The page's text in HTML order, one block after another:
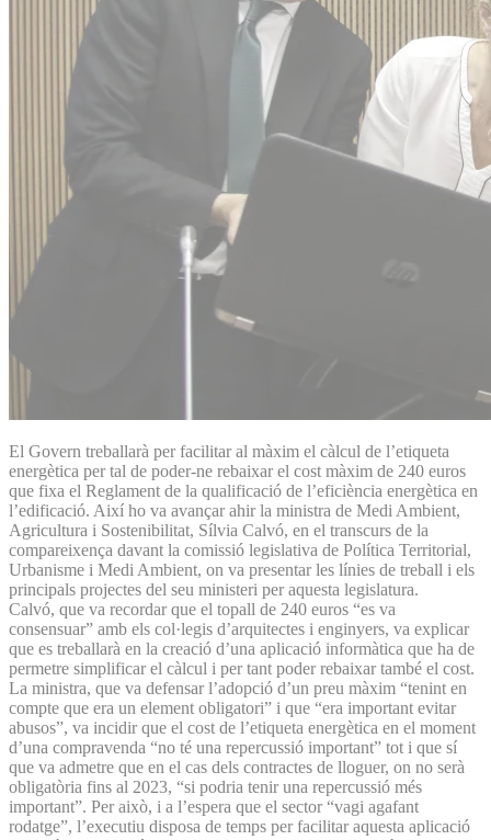
El Govern treballarà per facilitar al màxim el càlcul de l’etiqueta
energètica per tal de poder-ne rebaixar el cost màxim de 240 euros
que fixa el Reglament de la qualificació de l’eficiència energètica en
l’edificació. Així ho va avançar ahir la ministra de Medi Ambient,
Agricultura i Sostenibilitat, Sílvia Calvó, en el transcurs de la
compareixença davant la comissió legislativa de Política Territorial,
Urbanisme i Medi Ambient, on va presentar les línies de treball i els
principals projectes del seu ministeri per aquesta legislatura.
Calvó, que va recordar que el topall de 240 euros “es va
consensuar” amb els col·legis d’arquitectes i enginyers, va explicar
que es treballarà en la creació d’una aplicació informàtica que ha de
permetre simplificar el càlcul i per tant poder rebaixar també el cost.
La ministra, que va defensar l’adopció d’un preu màxim “tenint en
compte que era un element obligatori” i que “era important evitar
abusos”, va incidir que el cost de l’etiqueta energètica en el moment
d’una compravenda “no té una repercussió important” tot i que sí
que va admetre que en el cas dels contractes de lloguer, on no serà
obligatòria fins al 2023, “si podria tenir una repercussió més
important”. Per això, i a l’espera que el sector “vagi agafant
rodatge”, l’executiu disposa de temps per facilitar aquesta aplicació